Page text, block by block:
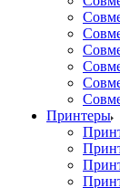
Принтеры